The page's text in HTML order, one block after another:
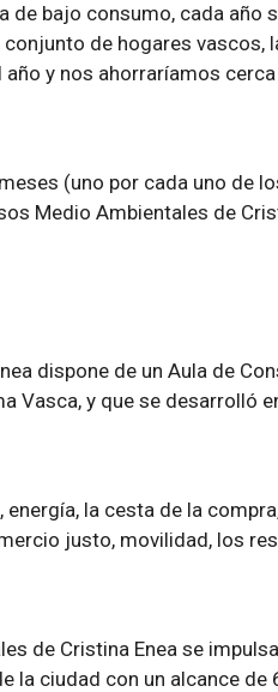
de bajo consumo, cada año
de hogares vascos,
y nos ahorraríamos
(uno por cada uno de
Medio Ambientales de
dispone de un Aula de
Vasca, y que se desarrolló
la cesta de la
justo, movilidad, los
de Cristina Enea se
la ciudad con un alcance de